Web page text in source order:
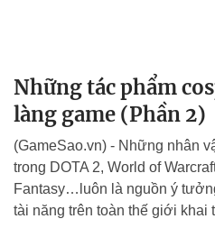
Những tác phẩm
làng game (Phần 2)
(GameSao.vn) - Những nhân
trong DOTA 2, World of
Fantasy…luôn là nguồn ý
tài năng trên toàn thế giới khai